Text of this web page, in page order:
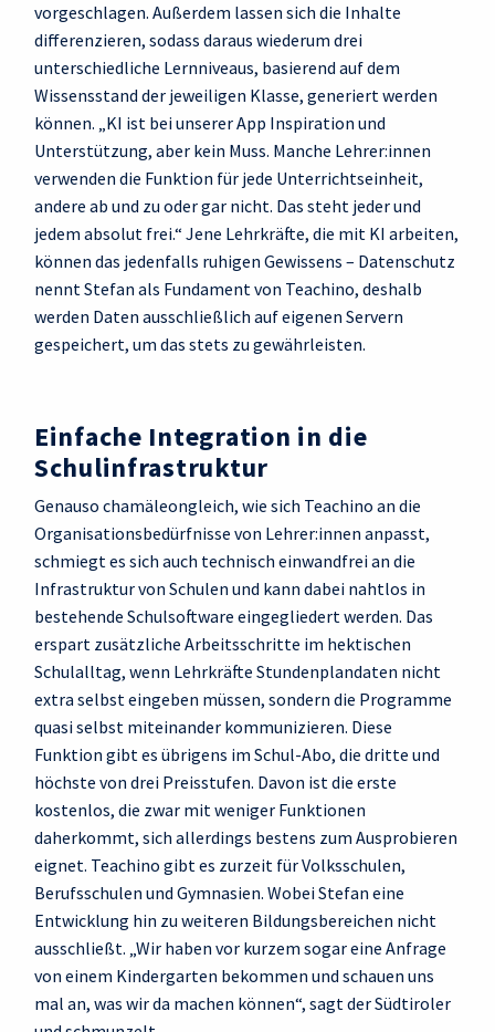
vorgeschlagen. Außerdem lassen sich die Inhalte
differenzieren, sodass daraus wiederum drei
unterschiedliche Lernniveaus, basierend auf dem
Wissensstand der jeweiligen Klasse, generiert werden
können. „KI ist bei unserer App Inspiration und
Unterstützung, aber kein Muss. Manche Lehrer:innen
verwenden die Funktion für jede Unterrichtseinheit,
andere ab und zu oder gar nicht. Das steht jeder und
jedem absolut frei.“ Jene Lehrkräfte, die mit KI arbeiten,
können das jedenfalls ruhigen Gewissens – Datenschutz
nennt Stefan als Fundament von Teachino, deshalb
werden Daten ausschließlich auf eigenen Servern
gespeichert, um das stets zu gewährleisten.
Einfache Integration in die
Schulinfrastruktur
Genauso chamäleongleich, wie sich Teachino an die
Organisationsbedürfnisse von Lehrer:innen anpasst,
schmiegt es sich auch technisch einwandfrei an die
Infrastruktur von Schulen und kann dabei nahtlos in
bestehende Schulsoftware eingegliedert werden. Das
erspart zusätzliche Arbeitsschritte im hektischen
Schulalltag, wenn Lehrkräfte Stundenplandaten nicht
extra selbst eingeben müssen, sondern die Programme
quasi selbst miteinander kommunizieren. Diese
Funktion gibt es übrigens im Schul-Abo, die dritte und
höchste von drei Preisstufen. Davon ist die erste
kostenlos, die zwar mit weniger Funktionen
daherkommt, sich allerdings bestens zum Ausprobieren
eignet. Teachino gibt es zurzeit für Volksschulen,
Berufsschulen und Gymnasien. Wobei Stefan eine
Entwicklung hin zu weiteren Bildungsbereichen nicht
ausschließt. „Wir haben vor kurzem sogar eine Anfrage
von einem Kindergarten bekommen und schauen uns
mal an, was wir da machen können“, sagt der Südtiroler